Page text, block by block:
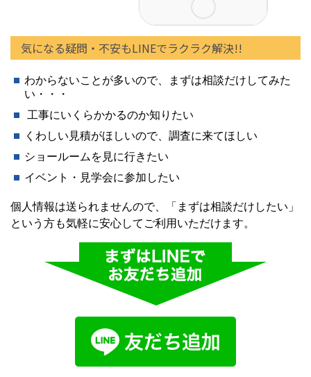
気になる疑問・不安もLINEでラクラク解決!!
わからないことが多いので、まずは相談だけしてみた
い・・・
工事にいくらかかるのか知りたい
くわしい見積がほしいので、調査に来てほしい
ショールームを見に行きたい
イベント・見学会に参加したい
個人情報は送られませんので、「まずは相談だけしたい」
という方も気軽に安心してご利用いただけます。